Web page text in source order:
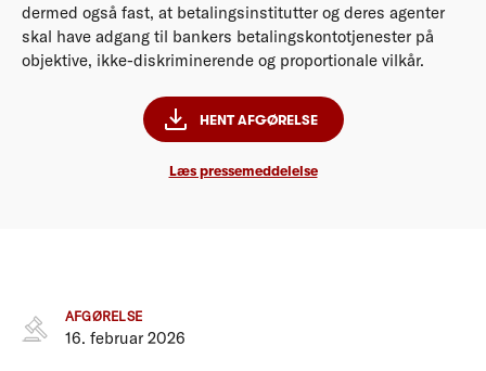
dermed også fast, at betalingsinstitutter og deres agenter
skal have adgang til bankers betalingskontotjenester på
objektive, ikke-diskriminerende og proportionale vilkår.
HENT AFGØRELSE
Læs pressemeddelelse
AFGØRELSE
16. februar 2026